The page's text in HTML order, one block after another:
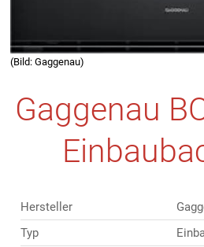
(Bild: Gaggenau)
Gaggenau
Hersteller
Typ